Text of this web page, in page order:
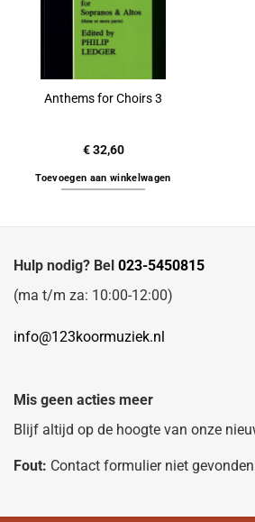
Anthems for Choirs 3
€32,60
Toevoegen aan winkelwagen
Hulp nodig? Bel 023-5450815
(ma t/m za: 10:00-12:00)
info@123koormuziek.nl
Mis geen acties meer
Blijf altijd op de hoogte van onze
Fout: Contact formulier niet